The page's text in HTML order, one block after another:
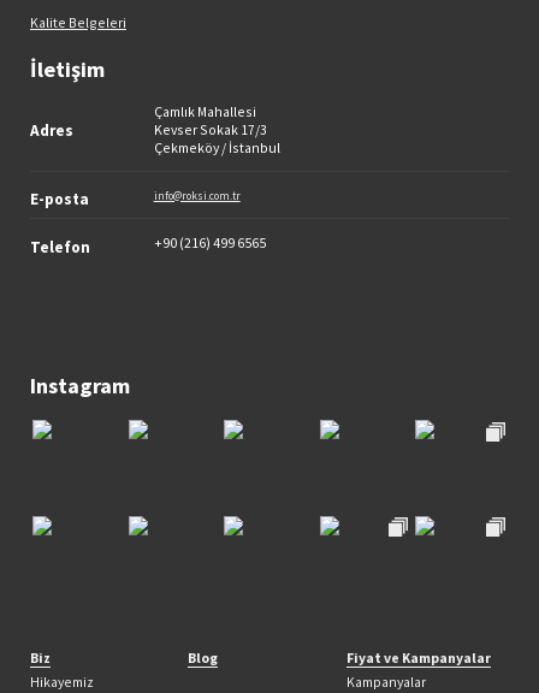
Kalite Belgeleri
İletişim
Adres
Çamlık Mahallesi
Kevser Sokak 17/3
Çekmeköy / İstanbul
E-posta info@roksi.com.tr
Telefon +90 (216) 499 6565
Instagram
Biz
Hikayemiz
Blog
Fiyat ve Kampanyalar
Kampanyalar